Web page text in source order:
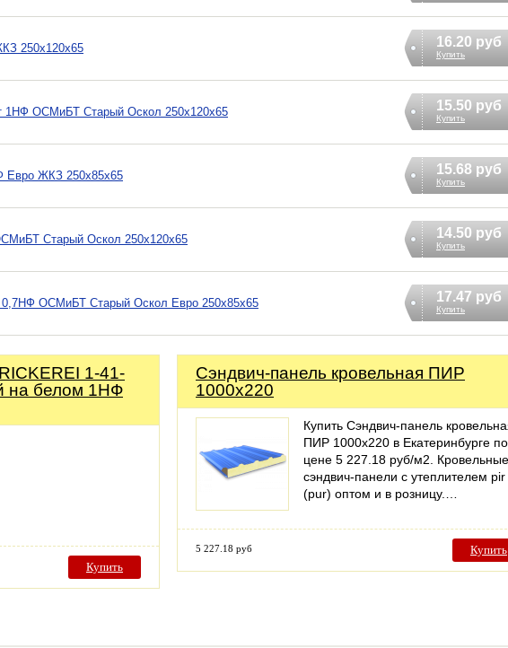
250х120х65 16.20 руб
Купить
1НФ ОСМиБТ Старый Оскол 250х120х65 15.50 руб
Купить
Евро ЖКЗ 250х85х65 15.68 руб
Купить
Старый Оскол 250х120х65 14.50 руб
Купить
0,7НФ ОСМиБТ Старый Оскол Евро 250х85х65 17.47 руб
Купить
1-41-
на белом 1НФ
Купить
Сэндвич-панель кровельная ПИР
1000x220
Купить Сэндвич-панель
ПИР 1000x220 в Екатеринбурге по
цене 5 227.18 руб/м2. Кровельные
сэндвич-панели с утеплителем pir
(pur) оптом и в розницу.…
5 227.18 руб Купить